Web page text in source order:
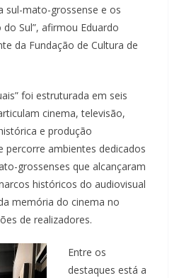
sul-mato-grossense e os
Sul”, afirmou Eduardo
da Fundação de Cultura de
foi estruturada em seis
cinema, televisão,
e produção
percorre ambientes dedicados
grossenses que alcançaram
históricos do audiovisual
memória do cinema no
de realizadores.
Entre os
destaques está a